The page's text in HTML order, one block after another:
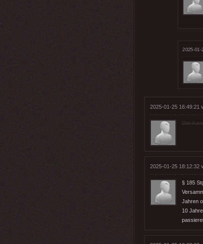
2025-01-
2025-01-25 16:49:21
Der
2025-01-25 18:12:32
§ 185
Jahren
10